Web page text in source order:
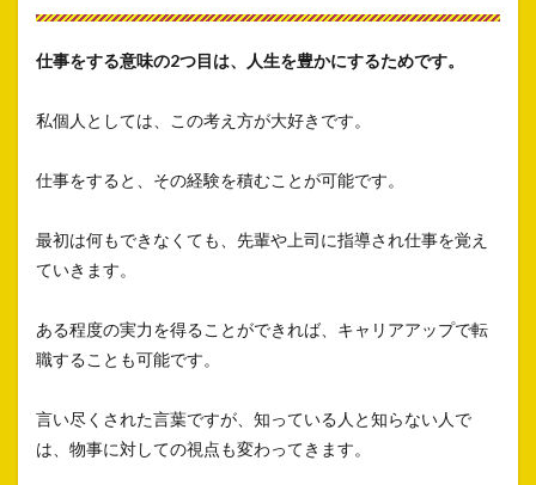
仕事をする意味の2つ目は、人生を豊かにするためです。
私個人としては、この考え方が大好きです。
仕事をすると、その経験を積むことが可能です。
最初は何もできなくても、先輩や上司に指導され仕事を覚え
ていきます。
ある程度の実力を得ることができれば、キャリアアップで転
職することも可能です。
言い尽くされた言葉ですが、知っている人と知らない人で
は、物事に対しての視点も変わってきます。